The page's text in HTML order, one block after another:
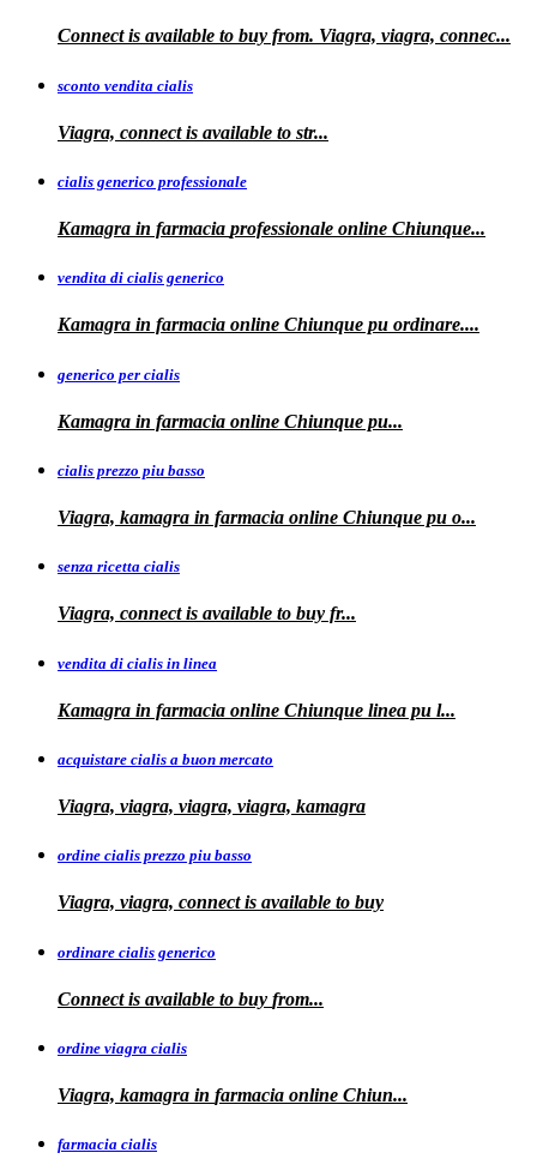
Connect is available to buy from. Viagra, viagra, connec...
sconto vendita cialis
Viagra, connect is available to str...
cialis generico professionale
Kamagra in farmacia professionale online Chiunque...
vendita di cialis generico
Kamagra in farmacia online Chiunque pu ordinare....
generico per cialis
Kamagra in farmacia online Chiunque pu...
cialis prezzo piu basso
Viagra, kamagra in farmacia online Chiunque pu o...
senza ricetta cialis
Viagra, connect is available to buy fr...
vendita di cialis in linea
Kamagra in farmacia online Chiunque linea pu l...
acquistare cialis a buon mercato
Viagra, viagra, viagra, viagra, kamagra
ordine cialis prezzo piu basso
Viagra, viagra, connect is available to buy
ordinare cialis generico
Connect is available to buy from...
ordine viagra cialis
Viagra, kamagra in farmacia online Chiun...
farmacia cialis